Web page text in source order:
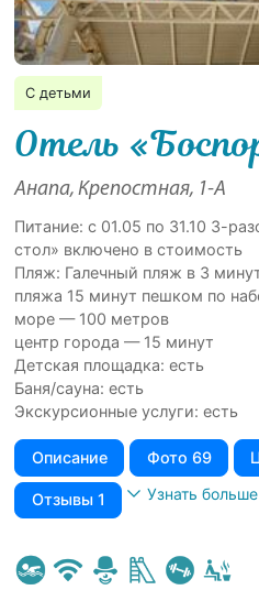
С детьми
Отель
Анапа, Крепостная, 1-А
Питание: с 01.05 по 31.10 3-
стол» включено в стоимость
Пляж: Галечный пляж в 3
пляжа 15 минут пешком по
море — 100 метров
центр города — 15 минут
Детская площадка: есть
Баня/сауна: есть
Экскурсионные услуги: есть
Описание Фото 69
Отзывы 1 Узнать больше